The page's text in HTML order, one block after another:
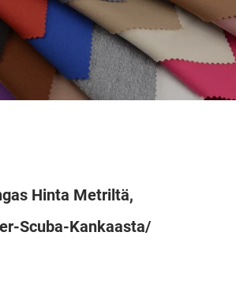
Hinta Metriltä,
Scuba-Kankaasta/